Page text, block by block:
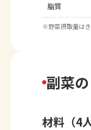
脂質
※野菜摂取量は
副菜
材料（4